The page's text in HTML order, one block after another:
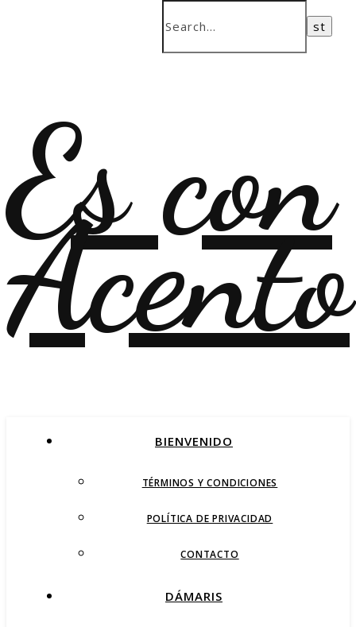
Es con
Acento
BIENVENIDO
TÉRMINOS Y CONDICIONES
POLÍTICA DE PRIVACIDAD
CONTACTO
DÁMARIS